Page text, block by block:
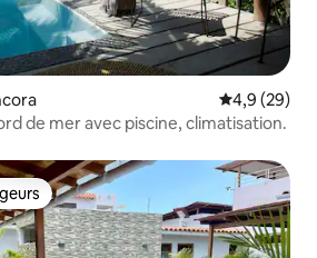
Évaluation
4,9 (29)
de mer avec piscine, climatisation.